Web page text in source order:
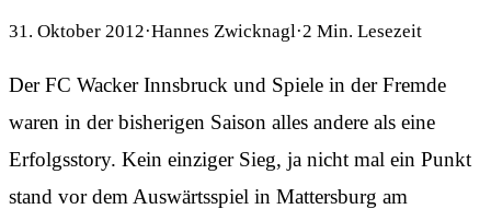
31. Oktober 2012·Hannes Zwicknagl ·2 Min. Lesezeit
Der FC Wacker Innsbruck und Spiele in der Fremde
waren in der bisherigen Saison alles andere als eine
Erfolgsstory. Kein einziger Sieg, ja nicht mal ein Punkt
stand vor dem Auswärtsspiel in Mattersburg am